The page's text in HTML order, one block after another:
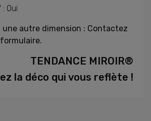
Oui
une autre dimension : Contactez
TENDANCE MIROIR®
la déco qui vous reflète !